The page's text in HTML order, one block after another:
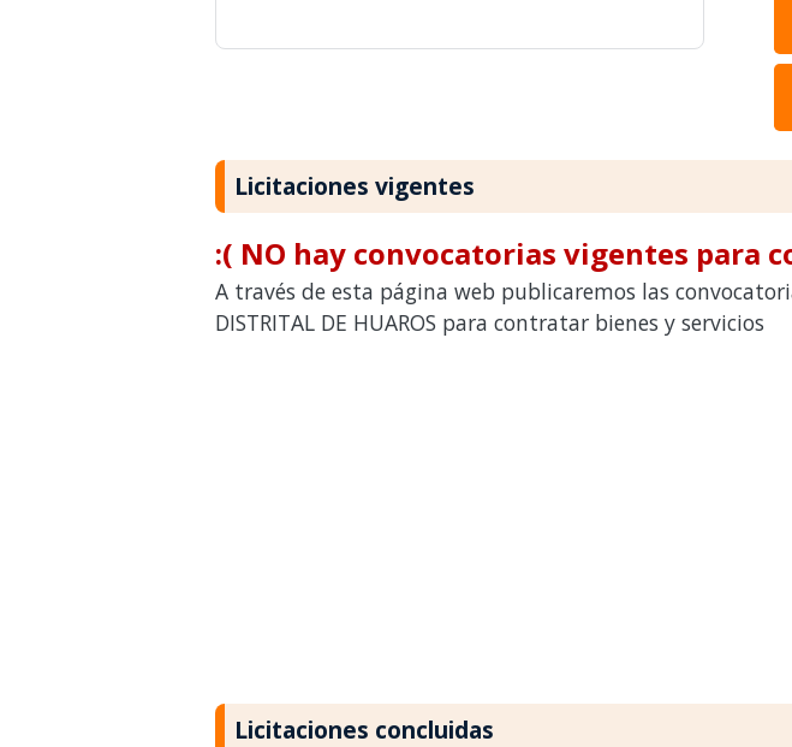
Licitaciones vigentes
:( NO hay convocatorias vigentes para
A través de esta página web publicaremos las
DISTRITAL DE HUAROS para contratar bienes y servicios
Licitaciones concluidas